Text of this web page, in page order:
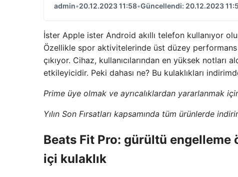
admin•20.12.2023 11:58•Güncellendi: 20.12.2023
İster Apple ister Android akıllı telefon kullanıyor
Özellikle spor aktivitelerinde üst düzey performans
çıkıyor. Cihaz, kullanıcılarından en yüksek notları
etkileyicidir. Peki dahası ne? Bu kulaklıkları
Prime üye olmak ve ayrıcalıklardan yararlanmak
Yılın Son Fırsatları kapsamında tüm ürünlerde
Beats Fit Pro: gürültü
içi kulaklık